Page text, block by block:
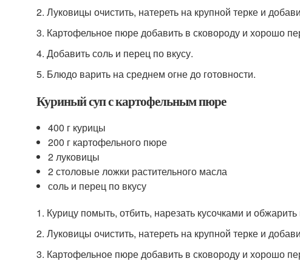
2. Луковицы очистить, натереть на крупной терке и
3. Картофельное пюре добавить в сковороду и хорошо
4. Добавить соль и перец по вкусу.
5. Блюдо варить на среднем огне до готовности.
Куриный суп с картофельным пюре
400 г курицы
200 г картофельного пюре
2 луковицы
2 столовые ложки растительного масла
соль и перец по вкусу
1. Курицу помыть, отбить, нарезать кусочками и
2. Луковицы очистить, натереть на крупной терке и
3. Картофельное пюре добавить в сковороду и хорошо